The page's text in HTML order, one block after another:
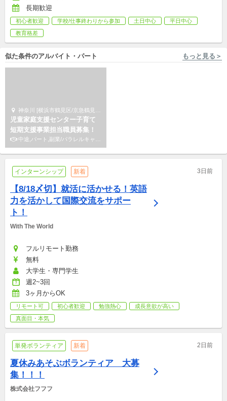
長期歓迎
初心者歓迎 学校/仕事終わりから参加 土日中心
平日中心
教育格差
似た条件のアルバイト・パート もっと見る＞
神奈川 [横浜市鶴見区/京急鶴見駅 徒歩2分] サードプレイス
児童家庭支援センター子育て
短期支援事業担当職員募集！
中途,パート,副業/パラレルキャリア
インターンシップ 新着 3日前
【8/18〆切】就活に活かせる！英語
力を活かして国際交流をサポー
ト！
With The World
フルリモート勤務
無料
大学生・専門学生
週2~3回
3ヶ月からOK
リモート可 初心者歓迎 勉強熱心
成長意欲が高い
真面目・本気
単発ボランティア 新着 2日前
夏休みあそぶボランティア　大募
集！！！
株式会社フフフ